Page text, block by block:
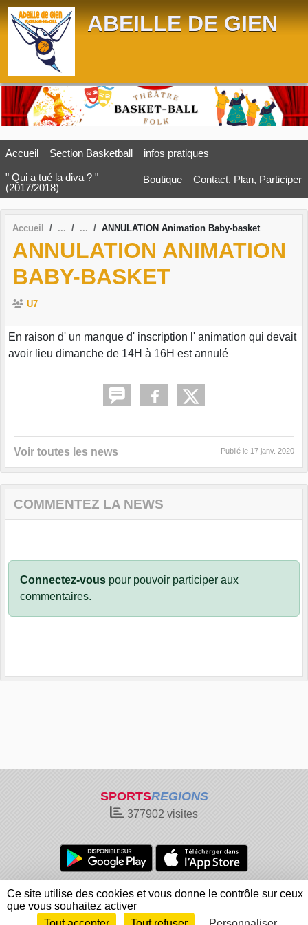
ABEILLE DE GIEN
Accueil Section Basketball infos pratiques
" Qui a tué la diva ? "
(2017/2018)
Boutique Contact, Plan, Participer
Accueil ANNULATION Animation Baby-basket
ANNULATION ANIMATION
BABY-BASKET
U7
En raison d' un manque d' inscription l' animation qui devait
avoir lieu dimanche de 14H à 16H est annulé
Voir toutes les news Publié le 17 janv. 2020
COMMENTEZ LA NEWS
Connectez-vous pour pouvoir participer aux
commentaires.
SPORTSREGIONS
377902 visites
Charte cookies
Gestion des cookies
Informations légales
Signaler un contenu inapproprié
Panneau de gestion des cookies
Ce site utilise des cookies et vous donne le contrôle sur ceux
que vous souhaitez activer